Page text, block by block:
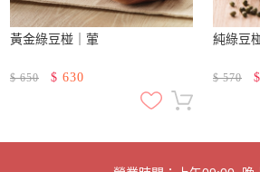
黃金綠豆椪｜葷
$650 $ 630
純綠豆
$570 $